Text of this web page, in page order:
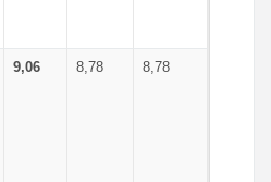
9,06 8,78 8,78